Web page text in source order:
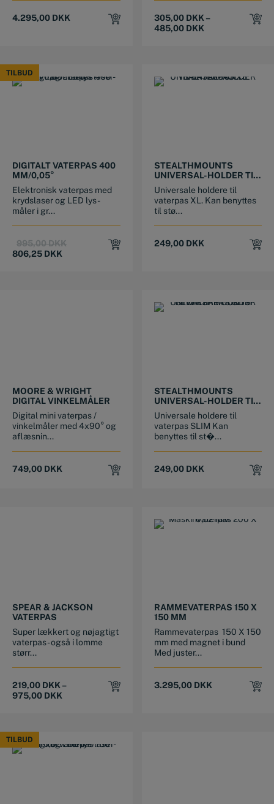
4.295,00 DKK 305,00 DKK–
485,00 DKK
TILBUD
TILBUD
DIGITALT VATERPAS 400
MM/0,05°
Elektronisk vaterpas med
krydslaser og LED lys -
måler i gr...
995,00DKKOriginal
806,25 DKK
Current
STEALTHMOUNTS
UNIVERSAL-HOLDER TIL
VATERPAS XL
Universale holdere til
vaterpas XL. Kan benyttes
til stø...
249,00 DKK
MOORE & WRIGHT
DIGITAL VINKELMÅLER
Digital mini vaterpas /
vinkelmåler med 4x90° og
aflæsnin...
749,00 DKK
STEALTHMOUNTS
UNIVERSAL-HOLDER TIL
VATERPAS SLIM
Universale holdere til
vaterpas SLIM Kan
benyttes til st�...
249,00 DKK
SPEAR & JACKSON
VATERPAS
Super lækkert og nøjagtigt
vaterpas - også i lomme
størr...
219,00 DKK –
975,00 DKK
RAMMEVATERPAS 150 X
150 MM
Rammevaterpas 150 X 150
mm med magnet i bund
Med juster...
3.295,00 DKK
TILBUD
TILBUD